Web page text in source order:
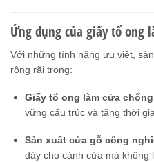
Ứng dụng của giấy tổ ong
Với những tính năng ưu việt,
rộng rãi trong:
Giấy tổ ong làm cửa
vững cấu trúc và tăng thời
Sản xuất cửa gỗ công
dày cho cánh cửa mà không